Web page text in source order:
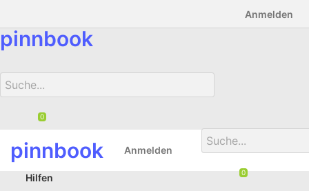
Anmelden
pinnbook
pinnbook Downlods Foren Chat
Anmelden
Hilfen